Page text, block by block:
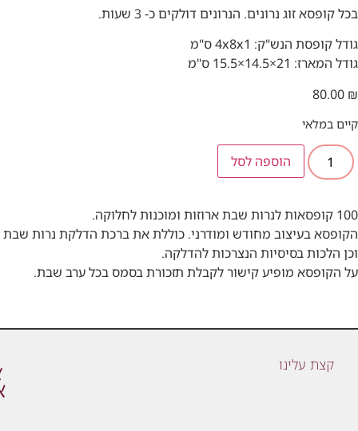
בכל קופסא זוג נרונים. הנרונים דולקים כ- 3 שעות.
גודל קופסת הנש"ק: 4x8x1 ס"מ
גודל המארז: 21×14.5×15.5 ס"מ
80.00 ₪
קיים במלאי
הוספה לסל
100 קופסאות לנרות שבת ארוזות ומוכנות לחלוקה.
הקופסא בעיצוב מחודש ומודרני. כוללת את ברכת הדלקת נרות שבת
וכן הלכות בסיסיות הנצרכות להדלקה.
על הקופסא מופיע קישור לקבלת תזכורת בסמס בכל ערב שבת.
קצת עלינו